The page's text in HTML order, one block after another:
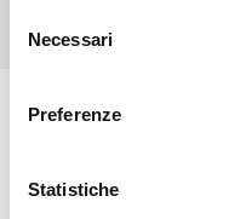
delNecessari
Preferenze
Statistiche